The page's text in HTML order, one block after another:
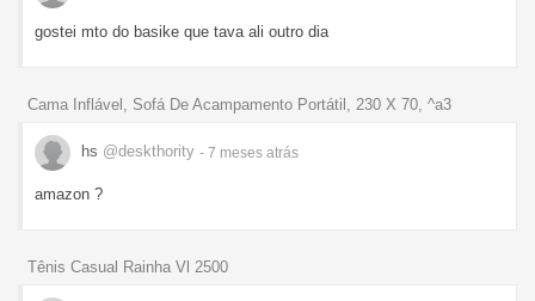
gostei mto do basike que tava ali outro dia
Cama Inflável, Sofá De Acampamento Portátil, 230 X 70, ^a3
hs @deskthority - 7 meses atrás
amazon ?
Tênis Casual Rainha Vl 2500